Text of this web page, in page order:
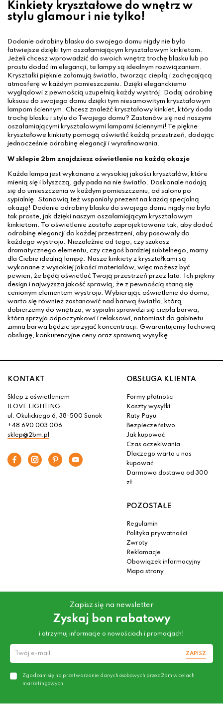
Kinkiety kryształowe do wnętrz w
stylu glamour i nie tylko!
Dodanie odrobiny blasku do swojego domu nigdy nie było
łatwiejsze dzięki tym oszałamiającym kryształowym kinkietom.
Jeżeli chcesz wprowadzić do swoich wnętrz trochę blasku lub po
prostu dodać im elegancji, te lampy są idealnym rozwiązaniem.
Kryształki pięknie załamują światło, tworząc ciepłą i zachęcającą
atmosferę w każdym pomieszczeniu. Dzięki eleganckiemu
wyglądowi z pewnością uzupełnią każdy wystrój. Dodaj odrobinę
luksusu do swojego domu dzięki tym niesamowitym kryształowym
lampom ściennym. Chcesz znaleźć kryształowy kinkiet, który doda
trochę blasku i stylu do Twojego domu? Zastanów się nad naszymi
oszałamiającymi kryształowymi lampami ściennymi! Te piękne
kryształowe kinkiety pomogą oświetlić każdą przestrzeń, dodając
jednocześnie odrobinę elegancji i wyrafinowania.
W sklepie 2bm znajdziesz oświetlenie na każdą okazje
Każda lampa jest wykonana z wysokiej jakości kryształów, które
mienią się i błyszczą, gdy pada na nie światło. Doskonale nadają
się do umieszczenia w każdym pomieszczeniu, od salonu po
sypialnię. Stanowią też wspaniały prezent na każdą specjalną
okazję! Dodanie odrobiny blasku do swojego domu nigdy nie było
tak proste, jak dzięki naszym oszałamiającym kryształowym
kinkietom. To oświetlenie zostało zaprojektowane tak, aby dodać
odrobinę elegancji do każdej przestrzeni, aby pasowały do
każdego wystroju. Niezależnie od tego, czy szukasz
dramatycznego elementu, czy czegoś bardziej subtelnego, mamy
dla Ciebie idealną lampę. Nasze kinkiety z kryształkami są
wykonane z wysokiej jakości materiałów, więc możesz być
pewien, że będą oświetlać Twoją przestrzeń przez lata. Ich piękny
design i najwyższa jakość sprawią, że z pewnością staną się
cenionym elementem wystroju. Wybierając oświetlenie do domu,
warto się również zastanowić nad barwą światła, którą
dobierzemy do wnętrza, w sypialni sprawdzi się ciepła barwa,
która sprzyja odpoczynkowi i relaksowi, natomiast do gabinetu
zimna barwa będzie sprzyjać koncentracji. Gwarantujemy fachową
obsługę, konkurencyjne ceny oraz sprawną wysyłkę.
KONTAKT
Sklep z oświetleniem
ILOVE LIGHTING
ul. Okulickiego 6, 38-500 Sanok
+48 690 003 006
sklep@2bm.pl
OBSŁUGA KLIENTA
Formy płatności
Koszty wysyłki
Raty Payu
Bezpieczeństwo
Jak kupować
Czas oczekiwania
Dlaczego warto u nas
kupować
Darmowa dostawa od 300
zł
POZOSTAŁE
Regulamin
Polityka prywatności
Zwroty
Reklamacje
Obowiązek informacyjny
Mapa strony
Zapisz się na newsletter
Zyskaj bon rabatowy
i otrzymuj informacje o nowościach i promocjach!
ZAPISZ
Zgadzam się na przetwarzanie danych osobowych przez 2bm w celach
marketingowych.